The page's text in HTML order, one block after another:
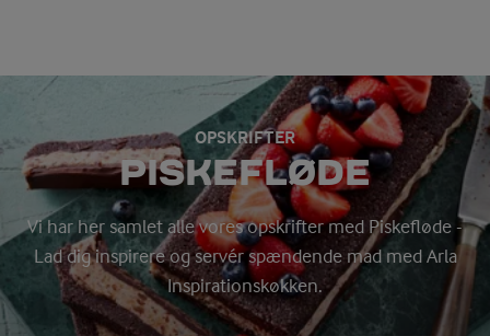
OPSKRIFTER
PISKEFLØDE
Vi har her samlet alle vores opskrifter med Piskefløde -
Lad dig inspirere og servér spændende mad med Arla
Inspirationskøkken.